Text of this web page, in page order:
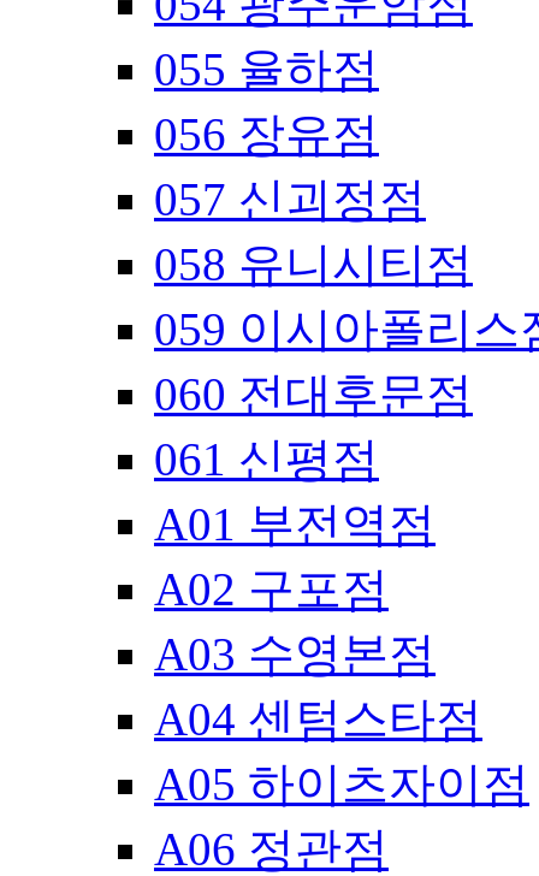
055 율하점
056 장유점
057 신괴정점
058 유니시티점
059 이시아폴리스
060 전대후문점
061 신평점
A01 부전역점
A02 구포점
A03 수영본점
A04 센텀스타점
A05 하이츠자이점
A06 정관점